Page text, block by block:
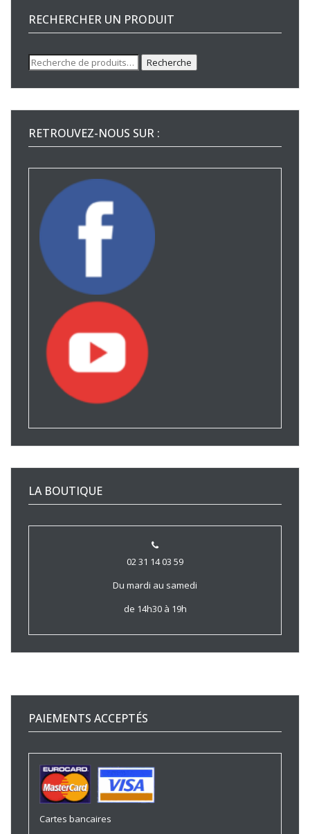
RECHERCHER UN PRODUIT
Recherche
pour :
Recherche
RETROUVEZ-NOUS SUR :
LA BOUTIQUE
02 31 14 03 59
Du mardi au samedi
de 14h30 à 19h
PAIEMENTS ACCEPTÉS
Cartes bancaires